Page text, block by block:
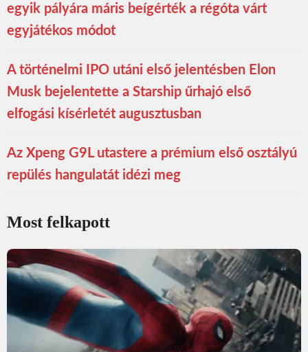
egyik pályára máris beígérték a régóta várt
egyjátékos módot
A történelmi IPO utáni első jelentésben Elon
Musk bejelentette a Starship űrhajó első
elfogási kísérletét augusztusban
Az Xpeng G9L utastere a prémium első osztályú
repülés hangulatát idézi meg
Most felkapott